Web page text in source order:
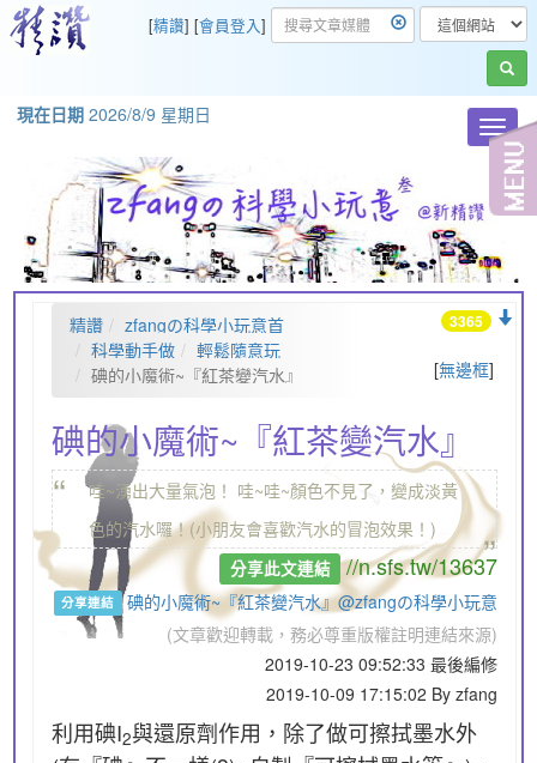
[精讚] [會員登入]
現在日期 2026/8/9 星期日
[無邊框]
精讚
zfangの科學小玩意首
頁
科學動手做
輕鬆隨意玩
碘的小魔術~『紅茶變汽水』
3365
碘的小魔術~『紅茶變汽水』
“
哇~湧出大量氣泡！ 哇~哇~顏色不見了，變成淡黃
色的汽水囉！(小朋友會喜歡汽水的冒泡效果！)
„
分享此文連結 //n.sfs.tw/13637
分享連結
碘的小魔術~『紅茶變汽水』@zfangの科學小玩意
(文章歡迎轉載，務必尊重版權註明連結來源)
2019-10-23 09:52:33 最後編修
2019-10-09 17:15:02 By zfang
利用碘I2與還原劑作用，除了做可擦拭墨水外